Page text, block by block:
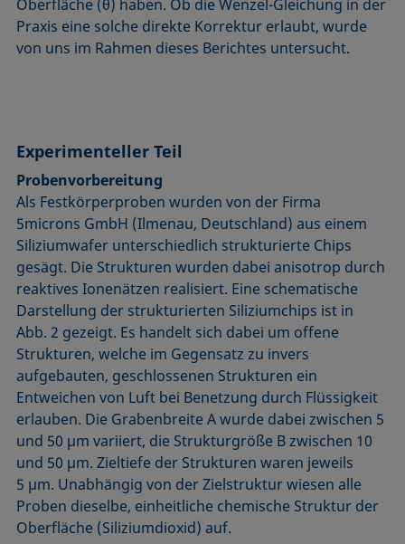
Oberfläche (θ) haben. Ob die Wenzel-Gleichung in der
Praxis eine solche direkte Korrektur erlaubt, wurde
von uns im Rahmen dieses Berichtes untersucht.
Experimenteller Teil
Probenvorbereitung
Als Festkörperproben wurden von der Firma
5microns GmbH (Ilmenau, Deutschland) aus einem
Siliziumwafer unterschiedlich strukturierte Chips
gesägt. Die Strukturen wurden dabei anisotrop durch
reaktives Ionenätzen realisiert. Eine schematische
Darstellung der strukturierten Siliziumchips ist in
Abb. 2 gezeigt. Es handelt sich dabei um offene
Strukturen, welche im Gegensatz zu invers
aufgebauten, geschlossenen Strukturen ein
Entweichen von Luft bei Benetzung durch Flüssigkeit
erlauben. Die Grabenbreite A wurde dabei zwischen 5
und 50 µm variiert, die Strukturgröße B zwischen 10
und 50 µm. Zieltiefe der Strukturen waren jeweils
5 µm. Unabhängig von der Zielstruktur wiesen alle
Proben dieselbe, einheitliche chemische Struktur der
Oberfläche (Siliziumdioxid) auf.